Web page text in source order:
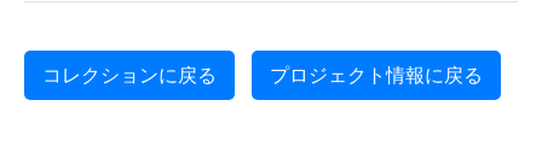
コレクションに戻る プロジェクト情報に戻る